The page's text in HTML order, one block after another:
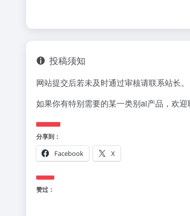
投稿须知
网站提交后若未及时通过审核请联系站长。
如果你有特别需要的某一类别ai产品，欢
分享到：
Facebook
X
赞过：